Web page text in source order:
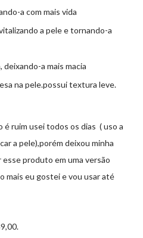
a com mais vida
a pele e tornando-a
deixando-a mais macia
na pele.possui textura leve.
ruim usei todos os dias ( uso a
a pele),porém deixou minha
produto em uma versão
mais eu gostei e vou usar até